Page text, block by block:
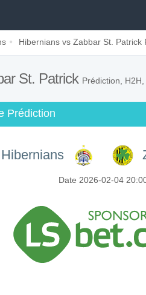
Hibernians vs Zabbar St. Patrick
St. Patrick Prédiction,
Prédiction
Hibernians
Date 2026-02-04